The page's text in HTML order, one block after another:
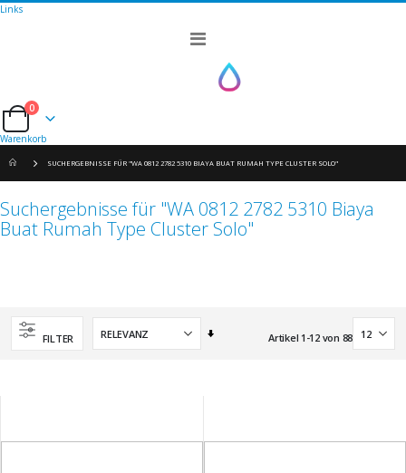
Links
Navigation
Cart
0
Warenkorb
SUCHERGEBNISSE FÜR "WA 0812 2782 5310 BIAYA BUAT RUMAH TYPE CLUSTER SOLO"
Suchergebnisse für "WA 0812 2782 5310 Biaya
Buat Rumah Type Cluster Solo"
FILTER
AufsteigendArtikel 1 -12von 88